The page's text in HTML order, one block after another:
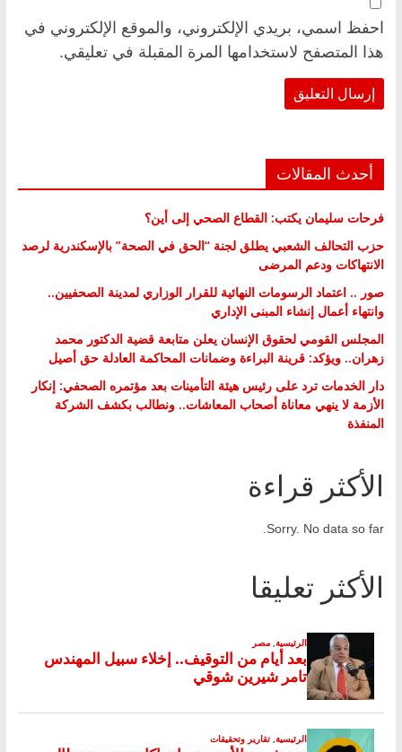
احفظ اسمي، بريدي الإلكتروني، والموقع الإلكتروني في
هذا المتصفح لاستخدامها المرة المقبلة في تعليقي.
أحدث المقالات
فرحات سليمان يكتب: القطاع الصحي إلى أين؟
حزب التحالف الشعبي يطلق لجنة “الحق في الصحة” بالإسكندرية لرصد
الانتهاكات ودعم المرضى
صور .. اعتماد الرسومات النهائية للقرار الوزاري لمدينة الصحفيين..
وانتهاء أعمال إنشاء المبنى الإداري
المجلس القومي لحقوق الإنسان يعلن متابعة قضية الدكتور محمد
زهران.. ويؤكد: قرينة البراءة وضمانات المحاكمة العادلة حق أصيل
دار الخدمات ترد على رئيس هيئة التأمينات بعد مؤتمره الصحفي: إنكار
الأزمة لا ينهي معاناة أصحاب المعاشات.. ونطالب بكشف الشركة
المنفذة
الأكثر قراءة
Sorry. No data so far.
الأكثر تعليقا